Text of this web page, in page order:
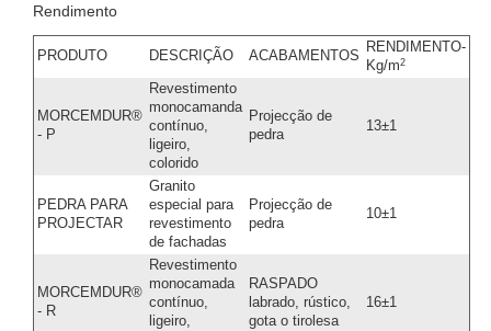
Rendimento
PRODUTO DESCRIÇÃO ACABAMENTOS
RENDIMENTO-
Kg/m2
MORCEMDUR®
- P
Revestimento
monocamanda
contínuo,
ligeiro,
colorido
Projecção de
pedra
13±1
PEDRA PARA
PROJECTAR
Granito
especial para
revestimento
de fachadas
Projecção de
pedra
10±1
MORCEMDUR®
- R
Revestimento
monocamada
contínuo,
ligeiro,
RASPADO
labrado, rústico,
gota o tirolesa
16±1